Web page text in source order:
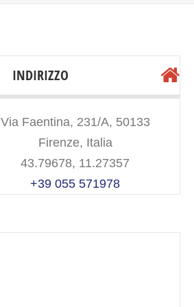
INDIRIZZO
Via Faentina, 231/A, 50133
Firenze, Italia
43.79678, 11.27357
+39 055 571978